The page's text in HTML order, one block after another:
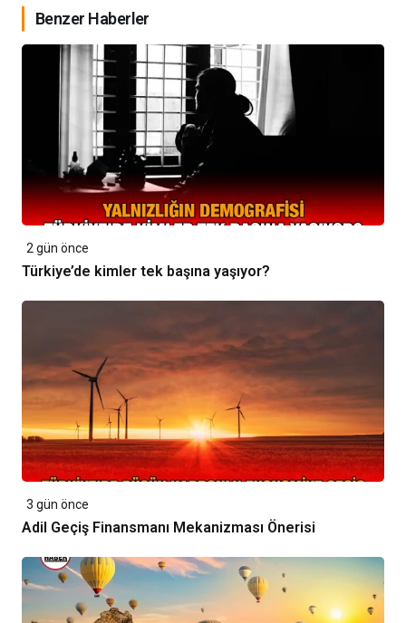
Benzer Haberler
2 gün önce
Türkiye’de kimler tek başına yaşıyor?
3 gün önce
Adil Geçiş Finansmanı Mekanizması Önerisi